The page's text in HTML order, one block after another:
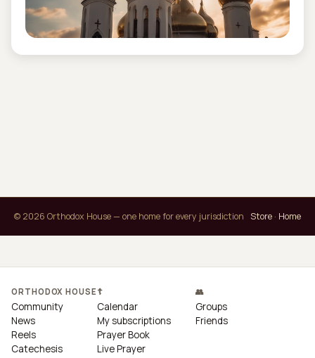
© 2026 Orthodox House — one home for every jurisdiction Store · Home
ORTHODOX HOUSE
Community
News
Reels
Catechesis
☦
Calendar
My subscriptions
Prayer Book
Live Prayer
👥
Groups
Friends